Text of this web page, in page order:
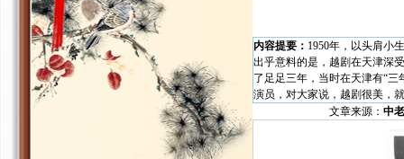
内容提要： 1950年，以头肩小
出乎意料的是，越剧在天津深
了足足三年，当时在天津有“
演员，对大家说，越剧很美，
文章来源： 中